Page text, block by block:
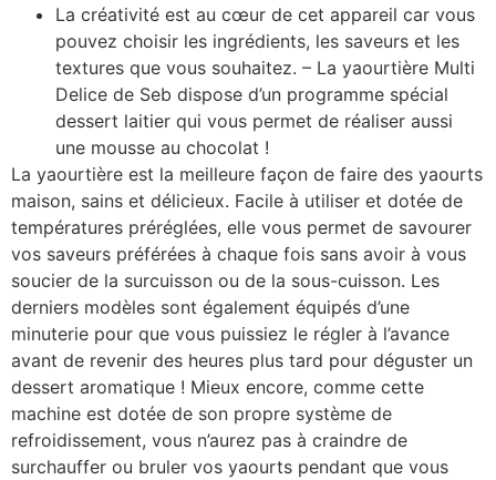
La créativité est au cœur de cet appareil car vous
pouvez choisir les ingrédients, les saveurs et les
textures que vous souhaitez. – La yaourtière Multi
Delice de Seb dispose d’un programme spécial
dessert laitier qui vous permet de réaliser aussi
une mousse au chocolat !
La yaourtière est la meilleure façon de faire des yaourts
maison, sains et délicieux. Facile à utiliser et dotée de
températures préréglées, elle vous permet de savourer
vos saveurs préférées à chaque fois sans avoir à vous
soucier de la surcuisson ou de la sous-cuisson. Les
derniers modèles sont également équipés d’une
minuterie pour que vous puissiez le régler à l’avance
avant de revenir des heures plus tard pour déguster un
dessert aromatique ! Mieux encore, comme cette
machine est dotée de son propre système de
refroidissement, vous n’aurez pas à craindre de
surchauffer ou bruler vos yaourts pendant que vous